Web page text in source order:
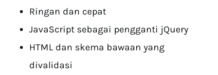
Ringan dan cepat
JavaScript sebagai pengganti jQuery
HTML dan skema bawaan yang
divalidasi